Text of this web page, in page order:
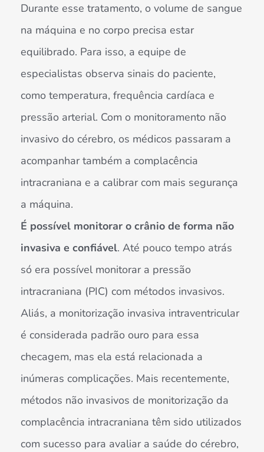
Durante esse tratamento, o volume de sangue
na máquina e no corpo precisa estar
equilibrado. Para isso, a equipe de
especialistas observa sinais do paciente,
como temperatura, frequência cardíaca e
pressão arterial. Com o monitoramento não
invasivo do cérebro, os médicos passaram a
acompanhar também a complacência
intracraniana e a calibrar com mais segurança
a máquina.
É possível monitorar o crânio de forma não
invasiva e confiável. Até pouco tempo atrás
só era possível monitorar a pressão
intracraniana (PIC) com métodos invasivos.
Aliás, a monitorização invasiva intraventricular
é considerada padrão ouro para essa
checagem, mas ela está relacionada a
inúmeras complicações. Mais recentemente,
métodos não invasivos de monitorização da
complacência intracraniana têm sido utilizados
com sucesso para avaliar a saúde do cérebro,